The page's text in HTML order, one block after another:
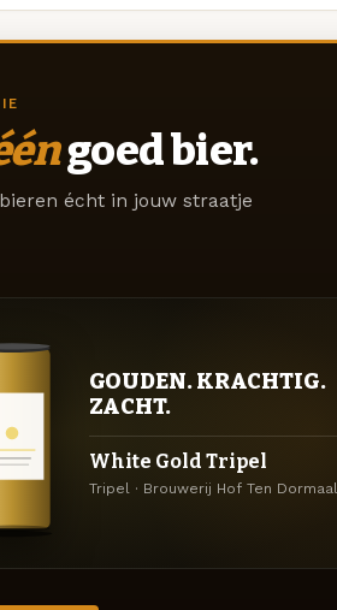
goed bier.
écht in jouw straatje
GOUDEN. KRACHTIG.
ZACHT.
White Gold Tripel
Tripel · Brouwerij Hof Ten Dormaal